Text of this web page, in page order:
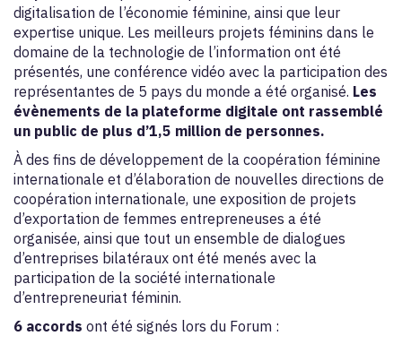
digitalisation de l’économie féminine, ainsi que leur
expertise unique. Les meilleurs projets féminins dans le
domaine de la technologie de l’information ont été
présentés, une conférence vidéo avec la participation des
représentantes de 5 pays du monde a été organisé. Les
évènements de la plateforme digitale ont rassemblé
un public de plus d’1,5 million de personnes.
À des fins de développement de la coopération féminine
internationale et d’élaboration de nouvelles directions de
coopération internationale, une exposition de projets
d’exportation de femmes entrepreneuses a été
organisée, ainsi que tout un ensemble de dialogues
d’entreprises bilatéraux ont été menés avec la
participation de la société internationale
d’entrepreneuriat féminin.
6 accords ont été signés lors du Forum :